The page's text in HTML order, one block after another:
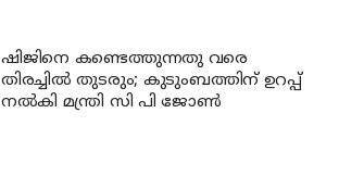
ഷിജിനെ കണ്ടെത്തുന്നതു വരെ
തിരച്ചില്‍ തുടരും; കുടുംബത്തിന് ഉറപ്പ്
നല്‍കി മന്ത്രി സി പി ജോണ്‍